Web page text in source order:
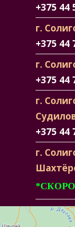
+375 44
г.
+375 44
г.
+375 44
г.
+375 44
г.